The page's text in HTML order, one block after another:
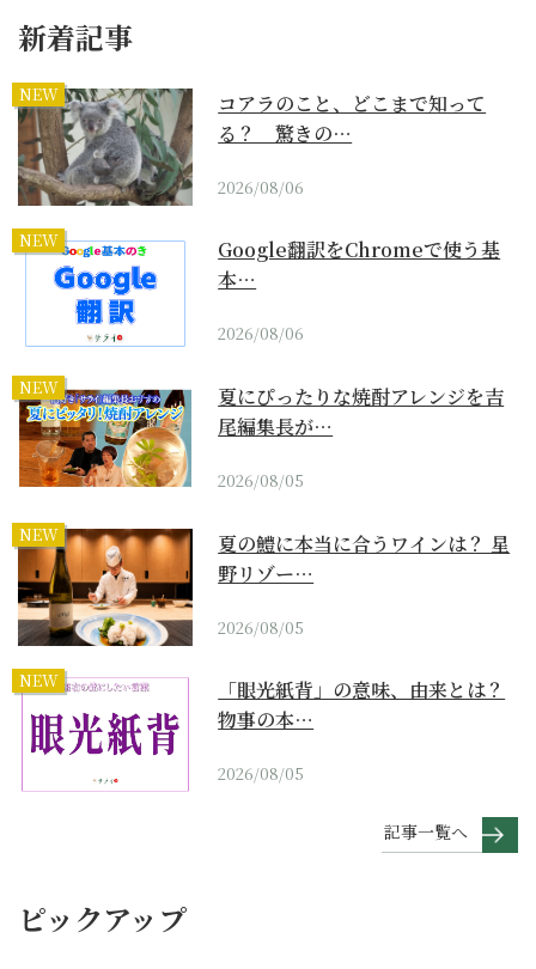
新着記事
NEW
コアラのこと、どこまで知って
る？ 驚きの…
2026/08/06
NEW
Google翻訳をChromeで使う基
本…
2026/08/06
NEW
夏にぴったりな焼酎アレンジを吉
尾編集長が…
2026/08/05
NEW
夏の鱧に本当に合うワインは？ 星
野リゾー…
2026/08/05
NEW
「眼光紙背」の意味、由来とは？
物事の本…
2026/08/05
記事一覧へ
ピックアップ